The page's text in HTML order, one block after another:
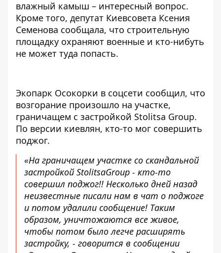
влажный камыш – интересный вопрос.
Кроме того, депутат Киевсовета Ксения
Семенова сообщала, что строительную
площадку охраняют военные и кто-нибуть
не может туда попасть.
Экопарк Осокорки в соцсети сообщил, что
возгорание произошло на участке,
граничащем с застройкой Stolitsa Group.
По версии киевлян, кто-то мог совершить
поджог.
«На граничащем участке со скандальной
застройкой StolitsaGroup - кто-то
совершил поджог!! Несколько дней назад
неизвестные писали нам в чат о поджоге
и потом удалили сообщение! Таким
образом, уничтожаются все живое,
чтобы потом было легче расширять
застройку, - говорится в сообщении